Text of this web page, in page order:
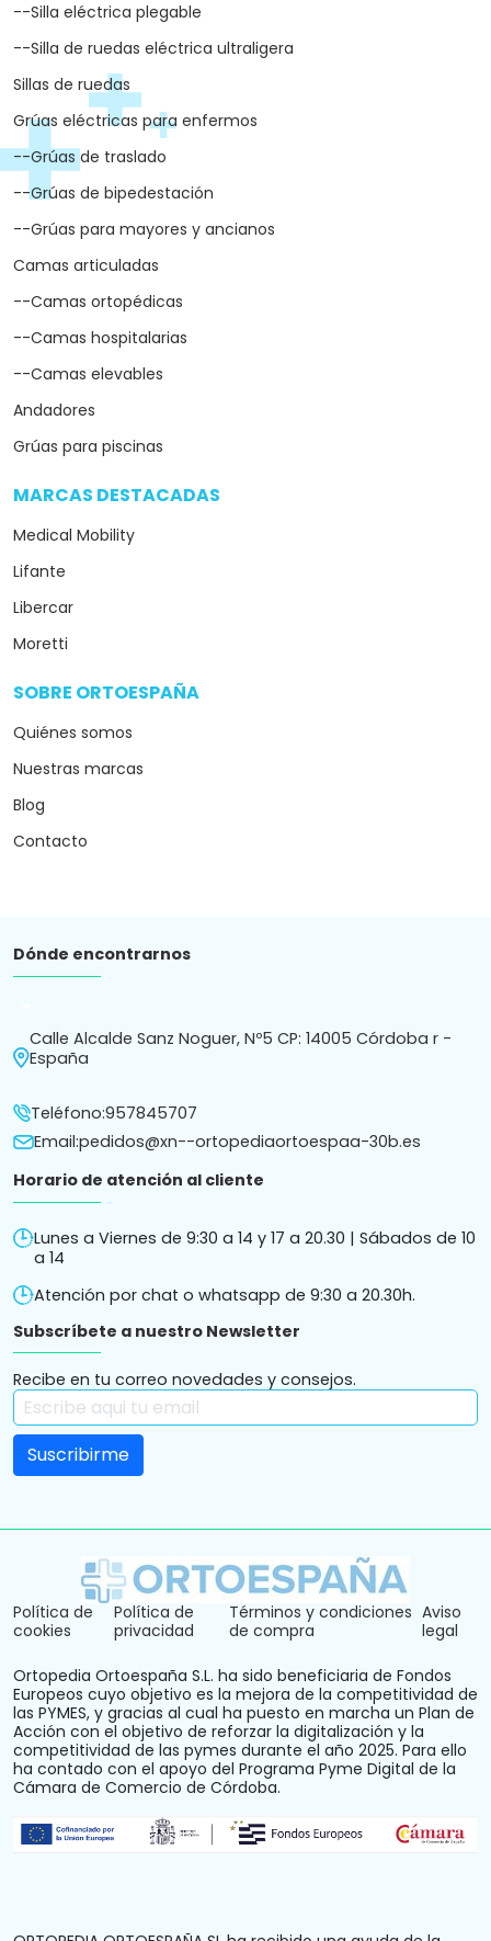
--Silla eléctrica plegable
--Silla de ruedas eléctrica ultraligera
Sillas de ruedas
Grúas eléctricas para enfermos
--Grúas de traslado
--Grúas de bipedestación
--Grúas para mayores y ancianos
Camas articuladas
--Camas ortopédicas
--Camas hospitalarias
--Camas elevables
Andadores
Grúas para piscinas
MARCAS DESTACADAS
Medical Mobility
Lifante
Libercar
Moretti
SOBRE ORTOESPAÑA
Quiénes somos
Nuestras marcas
Blog
Contacto
Dónde encontrarnos
Calle Alcalde Sanz Noguer, Nº5 CP: 14005 Córdoba r -
España
Teléfono:957845707
Email:pedidos@xn--ortopediaortoespaa-30b.es
Horario de atención al cliente
Lunes a Viernes de 9:30 a 14 y 17 a 20.30 | Sábados de 10
a 14
Atención por chat o whatsapp de 9:30 a 20.30h.
Subscríbete a nuestro Newsletter
Recibe en tu correo novedades y consejos.
Política de
cookies
Política de
privacidad
Términos y condiciones
de compra
Aviso
legal
Ortopedia Ortoespaña S.L. ha sido beneficiaria de Fondos
Europeos cuyo objetivo es la mejora de la competitividad de
las PYMES, y gracias al cual ha puesto en marcha un Plan de
Acción con el objetivo de reforzar la digitalización y la
competitividad de las pymes durante el año 2025. Para ello
ha contado con el apoyo del Programa Pyme Digital de la
Cámara de Comercio de Córdoba.